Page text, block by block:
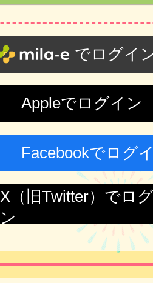
でログイ
Appleでログイン
Facebookでログ
X（旧Twitter）でロ
ン